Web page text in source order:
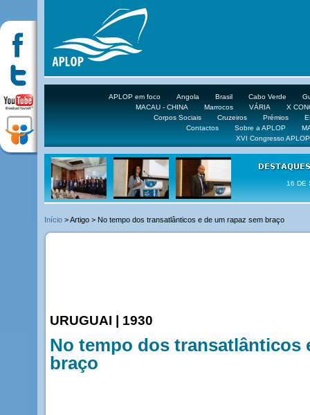
APLOP em foco Angola Brasil Cabo Verde
MACAU - CHINA
Marrocos VÁRIA
X
Corpos Sociais
Cruzeiros Prémios
Contactos
Sobre a APLOP
XVI Congresso APLOP
16 DE
Início > Artigo > No tempo dos transatlânticos e de um rapaz sem braço
URUGUAI | 1930
No tempo dos transatlânticos
braço